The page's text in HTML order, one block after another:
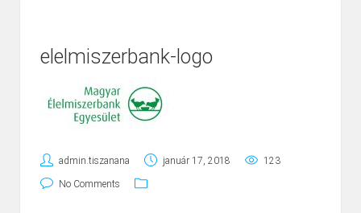
elelmiszerbank-logo
admin.tiszanana január 17, 2018 123
No Comments